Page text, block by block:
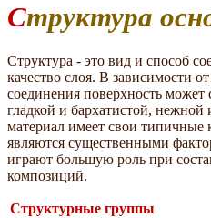
Структура
Структура - это вид и способ
качество слоя. В зависимости
соединения поверхность
гладкой и бархатистой,
материал имеет свои типичные
являются существенными
играют большую роль при
композиций.
Структурные группы